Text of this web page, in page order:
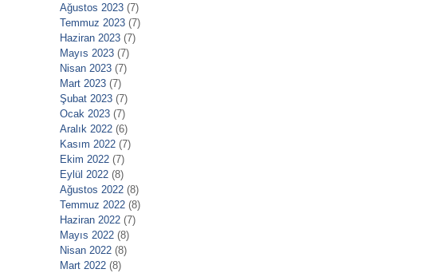
Ağustos 2023 (7)
Temmuz 2023 (7)
Haziran 2023 (7)
Mayıs 2023 (7)
Nisan 2023 (7)
Mart 2023 (7)
Şubat 2023 (7)
Ocak 2023 (7)
Aralık 2022 (6)
Kasım 2022 (7)
Ekim 2022 (7)
Eylül 2022 (8)
Ağustos 2022 (8)
Temmuz 2022 (8)
Haziran 2022 (7)
Mayıs 2022 (8)
Nisan 2022 (8)
Mart 2022 (8)